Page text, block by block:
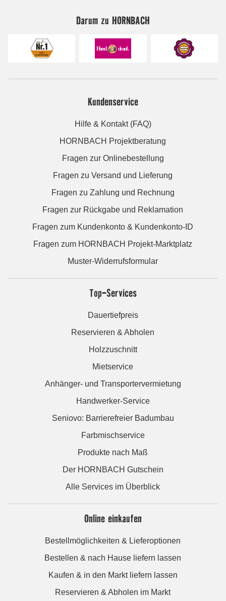
Darum zu HORNBACH
Kundenservice
Hilfe & Kontakt (FAQ)
HORNBACH Projektberatung
Fragen zur Onlinebestellung
Fragen zu Versand und Lieferung
Fragen zu Zahlung und Rechnung
Fragen zur Rückgabe und Reklamation
Fragen zum Kundenkonto & Kundenkonto-ID
Fragen zum HORNBACH Projekt-Marktplatz
Muster-Widerrufsformular
Top-Services
Dauertiefpreis
Reservieren & Abholen
Holzzuschnitt
Mietservice
Anhänger- und Transportervermietung
Handwerker-Service
Seniovo: Barrierefreier Badumbau
Farbmischservice
Produkte nach Maß
Der HORNBACH Gutschein
Alle Services im Überblick
Online einkaufen
Bestellmöglichkeiten & Lieferoptionen
Bestellen & nach Hause liefern lassen
Kaufen & in den Markt liefern lassen
Reservieren & Abholen im Markt